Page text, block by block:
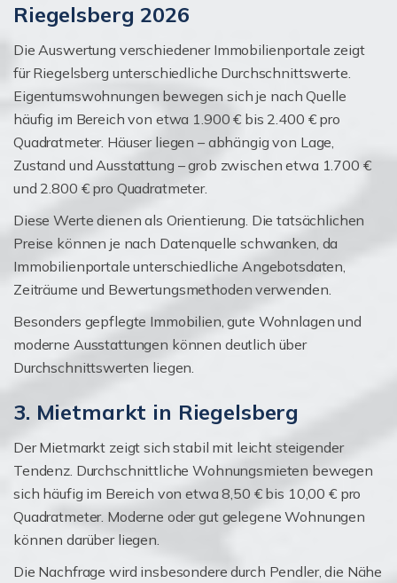
Riegelsberg 2026
Die Auswertung verschiedener Immobilienportale zeigt
für Riegelsberg unterschiedliche Durchschnittswerte.
Eigentumswohnungen bewegen sich je nach Quelle
häufig im Bereich von etwa 1.900 € bis 2.400 € pro
Quadratmeter. Häuser liegen – abhängig von Lage,
Zustand und Ausstattung – grob zwischen etwa 1.700 €
und 2.800 € pro Quadratmeter.
Diese Werte dienen als Orientierung. Die tatsächlichen
Preise können je nach Datenquelle schwanken, da
Immobilienportale unterschiedliche Angebotsdaten,
Zeiträume und Bewertungsmethoden verwenden.
Besonders gepflegte Immobilien, gute Wohnlagen und
moderne Ausstattungen können deutlich über
Durchschnittswerten liegen.
3. Mietmarkt in Riegelsberg
Der Mietmarkt zeigt sich stabil mit leicht steigender
Tendenz. Durchschnittliche Wohnungsmieten bewegen
sich häufig im Bereich von etwa 8,50 € bis 10,00 € pro
Quadratmeter. Moderne oder gut gelegene Wohnungen
können darüber liegen.
Die Nachfrage wird insbesondere durch Pendler, die Nähe